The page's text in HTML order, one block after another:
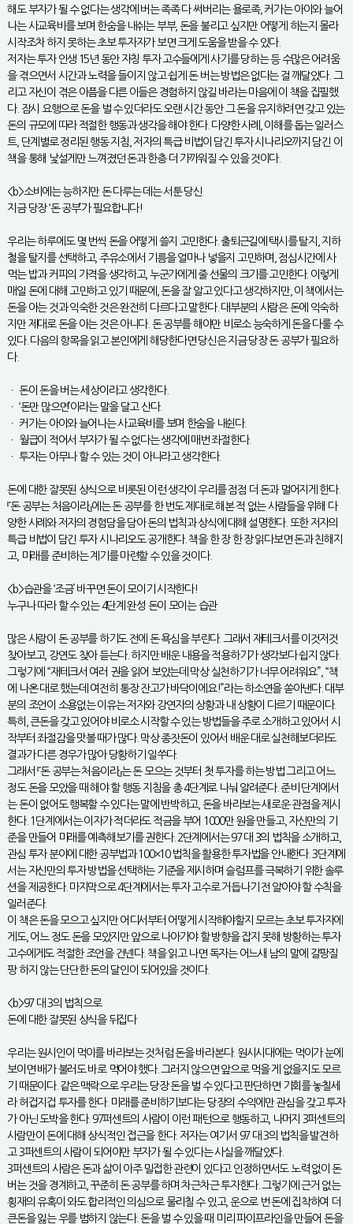
해도 부자가 될 수 없다는 생각에 버는 족족 다 써버리는 욜로족, 커가는 아이와 늘어
나는 사교육비를 보며 한숨을 내쉬는 부부, 돈을 불리고 싶지만 어떻게 하는지 몰라
시작조차 하지 못하는 초보 투자자가 보면 크게 도움을 받을 수 있다.
저자는 투자 인생 15년 동안 자칭 투자 고수들에게 사기를 당하는 등 수많은 어려움
을 겪으면서 시간과 노력을 들이지 않고 쉽게 돈 버는 방법은 없다는 걸 깨달았다. 그
리고 자신이 겪은 아픔을 다른 이들은 경험하지 않길 바라는 마음에 이 책을 집필했
다. 잠시 요행으로 돈을 벌 수 있더라도 오랜 시간 동안 그 돈을 유지하려면 갖고 있는
돈의 규모에 따라 적절한 행동과 생각을 해야 한다. 다양한 사례, 이해를 돕는 일러스
트, 단계별로 정리된 행동 지침, 저자의 특급 비법이 담긴 투자 시나리오까지 담긴 이
책을 통해 낯설게만 느껴졌던 돈과 한층 더 가까워질 수 있을 것이다.
<b>소비에는 능하지만 돈 다루는 데는 서툰 당신
지금 당장 ‘돈 공부’가 필요합니다!
우리는 하루에도 몇 번씩 돈을 어떻게 쓸지 고민한다. 출퇴근길에 택시를 탈지, 지하
철을 탈지를 선택하고, 주유소에서 기름을 얼마나 넣을지 고민하며, 점심시간에 사
먹는 밥과 커피의 가격을 생각하고, 누군가에게 줄 선물의 크기를 고민한다. 이렇게
매일 돈에 대해 고민하고 있기 때문에, 돈을 잘 알고 있다고 생각하지만, 이 책에서는
돈을 아는 것과 익숙한 것은 완전히 다르다고 말한다. 대부분의 사람은 돈에 익숙하
지만 제대로 돈을 아는 것은 아니다. 돈 공부를 해야만 비로소 능숙하게 돈을 다룰 수
있다. 다음의 항목을 읽고 본인에게 해당한다면 당신은 지금 당장 돈 공부가 필요하
다.
ㆍ 돈이 돈을 버는 세상이라고 생각한다.
ㆍ ‘돈만 많으면’이라는 말을 달고 산다.
ㆍ 커가는 아이와 늘어나는 사교육비를 보며 한숨을 내쉰다.
ㆍ 월급이 적어서 부자가 될 수 없다는 생각에 매번 좌절한다.
ㆍ 투자는 아무나 할 수 있는 것이 아니라고 생각한다.
돈에 대한 잘못된 상식으로 비롯된 이런 생각이 우리를 점점 더 돈과 멀어지게 한다.
『돈 공부는 처음이라』에는 돈 공부를 한 번도 제대로 해본 적 없는 사람들을 위해 다
양한 사례와 저자의 경험담을 담아 돈의 법칙과 상식에 대해 설명한다. 또한 저자의
특급 비법이 담긴 투자 시나리오도 공개한다. 책을 한 장 한 장 읽다보면 돈과 친해지
고, 미래를 준비하는 계기를 마련할 수 있을 것이다.
<b>습관을 ‘조금’ 바꾸면 돈이 모이기 시작한다!
누구나 따라 할 수 있는 4단계 완성 돈이 모이는 습관
많은 사람이 돈 공부를 하기도 전에 돈 욕심을 부린다. 그래서 재테크서를 이것저것
찾아보고, 강연도 찾아 듣는다. 하지만 배운 내용을 적용하기가 생각보다 쉽지 않다.
그렇기에 “재테크서 여러 권을 읽어 보았는데 막상 실천하기가 너무 어려워요”, “책
에 나온 대로 했는데 여전히 통장 잔고가 바닥이에요!”라는 하소연을 쏟아낸다. 대부
분의 조언이 소용없는 이유는 저자와 강연자의 상황과 내 상황이 다르기 때문이다.
특히, 큰돈을 갖고 있어야 비로소 시작할 수 있는 방법들을 주로 소개하고 있어서 시
작부터 좌절감을 맛볼 때가 많다. 막상 종잣돈이 있어서 배운 대로 실천해보더라도
결과가 다른 경우가 많아 당황하기 일쑤다.
그래서 『돈 공부는 처음이라』는 돈 모으는 것부터 첫 투자를 하는 방법 그리고 어느
정도 돈을 모았을 때 해야 할 행동 지침을 총 4단계로 나눠 알려준다. 준비 단계에서
는 돈이 없어도 행복할 수 있다는 말에 반박하고, 돈을 바라보는 새로운 관점을 제시
한다. 1단계에서는 이자가 적더라도 적금을 부어 1000만 원을 만들고, 자신만의 기
준을 만들어 미래를 예측해보기를 권한다. 2단계에서는 97 대 3의 법칙을 소개하고,
관심 투자 분야에 대한 공부법과 100×10 법칙을 활용한 투자법을 안내한다. 3단계에
서는 자신만의 투자 방법을 선택하는 기준을 제시하며 슬럼프를 극복하기 위한 솔루
션을 제공한다. 마지막으로 4단계에서는 투자 고수로 거듭나기 전 알아야 할 수칙을
일러준다.
이 책은 돈을 모으고 싶지만 어디서부터 어떻게 시작해야할지 모르는 초보 투자자에
게도, 어느 정도 돈을 모았지만 앞으로 나아가야 할 방향을 잡지 못해 방황하는 투자
고수에게도 적절한 조언을 건넨다. 책을 읽고 나면 독자는 어느새 남의 말에 갈팡질
팡 하지 않는 단단한 돈의 달인이 되어있을 것이다.
<b>97 대 3의 법칙으로
돈에 대한 잘못된 상식을 뒤집다
우리는 원시인이 먹이를 바라보는 것처럼 돈을 바라본다. 원시시대에는 먹이가 눈에
보이면 배가 불러도 바로 먹어야 했다. 그러지 않으면 앞으로 먹을 게 없을지도 모르
기 때문이다. 같은 맥락으로 우리는 당장 돈을 벌 수 있다고 판단하면 기회를 놓칠세
라 허겁지겁 투자를 한다. 미래를 준비하기보다는 당장의 수익에만 관심을 갖고 투자
가 아닌 도박을 한다. 97퍼센트의 사람이 이런 패턴으로 행동하고, 나머지 3퍼센트의
사람만이 돈에 대해 상식적인 접근을 한다. 저자는 여기서 97 대 3의 법칙을 발견하
고 3퍼센트의 사람이 되어야만 부자가 될 수 있다는 사실을 깨달았다.
3퍼센트의 사람은 돈과 삶이 아주 밀접한 관련이 있다고 인정하면서도 노력 없이 돈
버는 것을 경계하고, 꾸준히 돈 공부를 하며 차근차근 투자한다. 그렇기에 근거 없는
횡재의 유혹이 와도 합리적인 의심으로 물리칠 수 있고, 운으로 번 돈에 집착하여 더
큰돈을 잃는 우를 범하지 않는다. 돈을 벌 수 있을 때 미리 파이프라인을 만들어 돈을